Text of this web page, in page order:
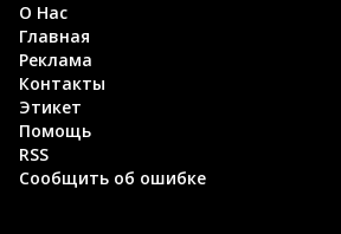
О Нас
Главная
Реклама
Контакты
Этикет
Помощь
RSS
Сообщить об ошибке